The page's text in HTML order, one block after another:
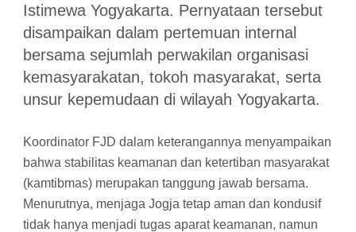
Istimewa Yogyakarta. Pernyataan tersebut
disampaikan dalam pertemuan internal
bersama sejumlah perwakilan organisasi
kemasyarakatan, tokoh masyarakat, serta
unsur kepemudaan di wilayah Yogyakarta.
Koordinator FJD dalam keterangannya menyampaikan
bahwa stabilitas keamanan dan ketertiban masyarakat
(kamtibmas) merupakan tanggung jawab bersama.
Menurutnya, menjaga Jogja tetap aman dan kondusif
tidak hanya menjadi tugas aparat keamanan, namun